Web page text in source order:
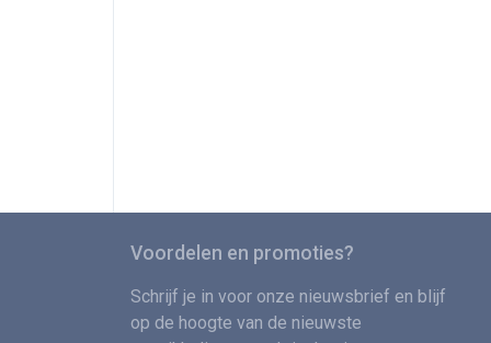
Voordelen en promoties?
Schrijf je in voor onze nieuwsbrief en blijf
op de hoogte van de nieuwste